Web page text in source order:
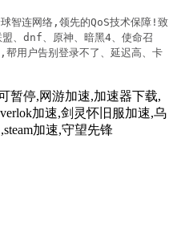
智连网络,领先的QoS技术保障!致
、dnf、原神、暗黑4、使命召
帮用户告别登录不了、延迟高、卡
暂停,网游加速,加速器下载,
加速,剑灵怀旧服加速,乌
加速,守望先锋